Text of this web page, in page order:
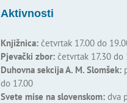
Aktivnosti
Knjižnica:četvrtak 17.00 do
Pjevački zbor:četvrtak 17.30 do
Duhovna sekcija A. M. Slomšek:
do 17.00
Svete mise na slovenskom:dva